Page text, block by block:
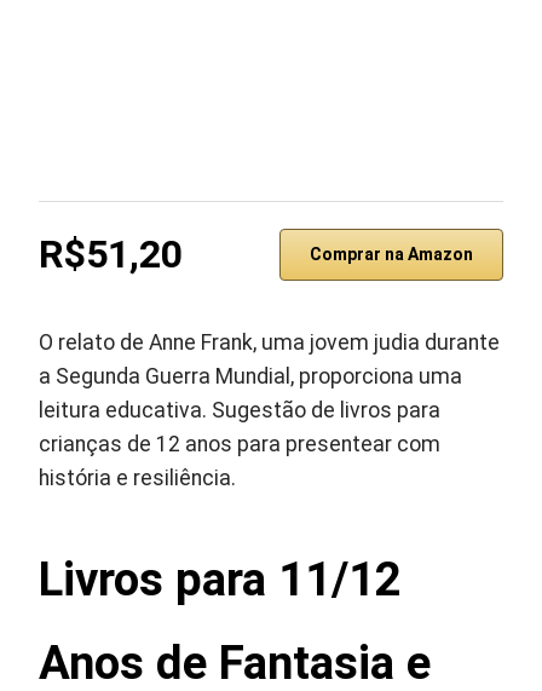
R$51,20 Comprar na Amazon
O relato de Anne Frank, uma jovem judia durante
a Segunda Guerra Mundial, proporciona uma
leitura educativa. Sugestão de livros para
crianças de 12 anos para presentear com
história e resiliência.
Livros para 11/12
Anos de Fantasia e